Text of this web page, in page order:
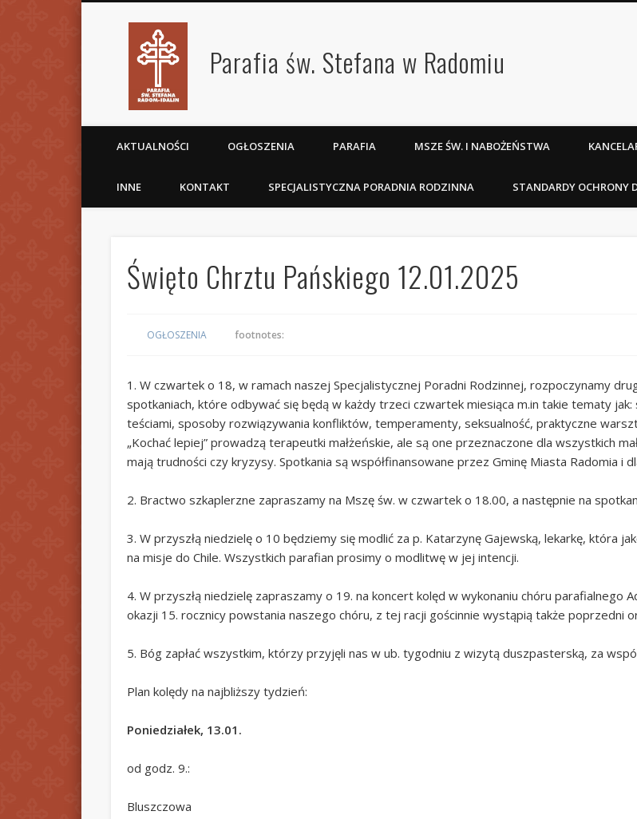
Parafia św. Stefana w Radomiu
AKTUALNOŚCI OGŁOSZENIA PARAFIA MSZE ŚW. I NABOŻEŃSTWA
INNE KONTAKT SPECJALISTYCZNA PORADNIA RODZINNA STANDARDY OCHRONY
Święto Chrztu Pańskiego 12.01.2025
OGŁOSZENIA footnotes:
1. W czwartek o 18, w ramach naszej Specjalistycznej Poradni Rodzinnej, rozpoczynamy
spotkaniach, które odbywać się będą w każdy trzeci czwartek miesiąca m.in takie tematy jak:
teściami, sposoby rozwiązywania konfliktów, temperamenty, seksualność, praktyczne
„Kochać lepiej” prowadzą terapeutki małżeńskie, ale są one przeznaczone dla wszystkich
mają trudności czy kryzysy. Spotkania są współfinansowane przez Gminę Miasta Radomia i
2. Bractwo szkaplerzne zapraszamy na Mszę św. w czwartek o 18.00, a następnie na
3. W przyszłą niedzielę o 10 będziemy się modlić za p. Katarzynę Gajewską, lekarkę, która
na misje do Chile. Wszystkich parafian prosimy o modlitwę w jej intencji.
4. W przyszłą niedzielę zapraszamy o 19. na koncert kolęd w wykonaniu chóru parafialnego
okazji 15. rocznicy powstania naszego chóru, z tej racji gościnnie wystąpią także poprzedni
5. Bóg zapłać wszystkim, którzy przyjęli nas w ub. tygodniu z wizytą duszpasterską, za
Plan kolędy na najbliższy tydzień:
Poniedziałek, 13.01.
od godz. 9.:
Bluszczowa